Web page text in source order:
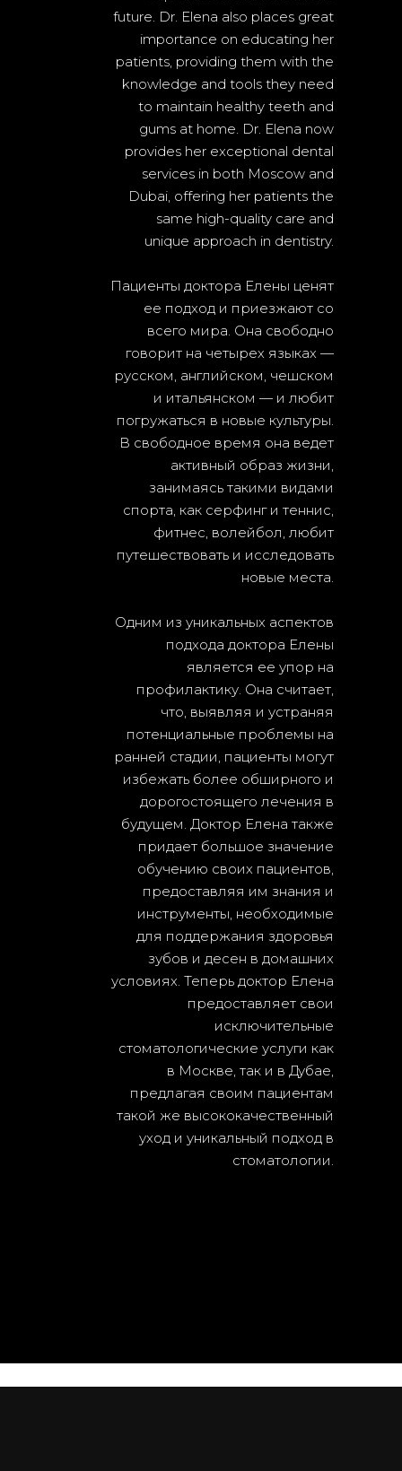
future. Dr. Elena also places great
importance on educating her
patients, providing them with the
knowledge and tools they need
to maintain healthy teeth and
gums at home. Dr. Elena now
provides her exceptional dental
services in both Moscow and
Dubai, offering her patients the
same high-quality care and
unique approach in dentistry.
Пациенты доктора Елены ценят
ее подход и приезжают со
всего мира. Она свободно
говорит на четырех языках —
русском, английском, чешском
и итальянском — и любит
погружаться в новые культуры.
В свободное время она ведет
активный образ жизни,
занимаясь такими видами
спорта, как серфинг и теннис,
фитнес, волейбол, любит
путешествовать и исследовать
новые места.
Одним из уникальных аспектов
подхода доктора Елены
является ее упор на
профилактику. Она считает,
что, выявляя и устраняя
потенциальные проблемы на
ранней стадии, пациенты могут
избежать более обширного и
дорогостоящего лечения в
будущем. Доктор Елена также
придает большое значение
обучению своих пациентов,
предоставляя им знания и
инструменты, необходимые
для поддержания здоровья
зубов и десен в домашних
условиях. Теперь доктор Елена
предоставляет свои
исключительные
стоматологические услуги как
в Москве, так и в Дубае,
предлагая своим пациентам
такой же высококачественный
уход и уникальный подход в
стоматологии.